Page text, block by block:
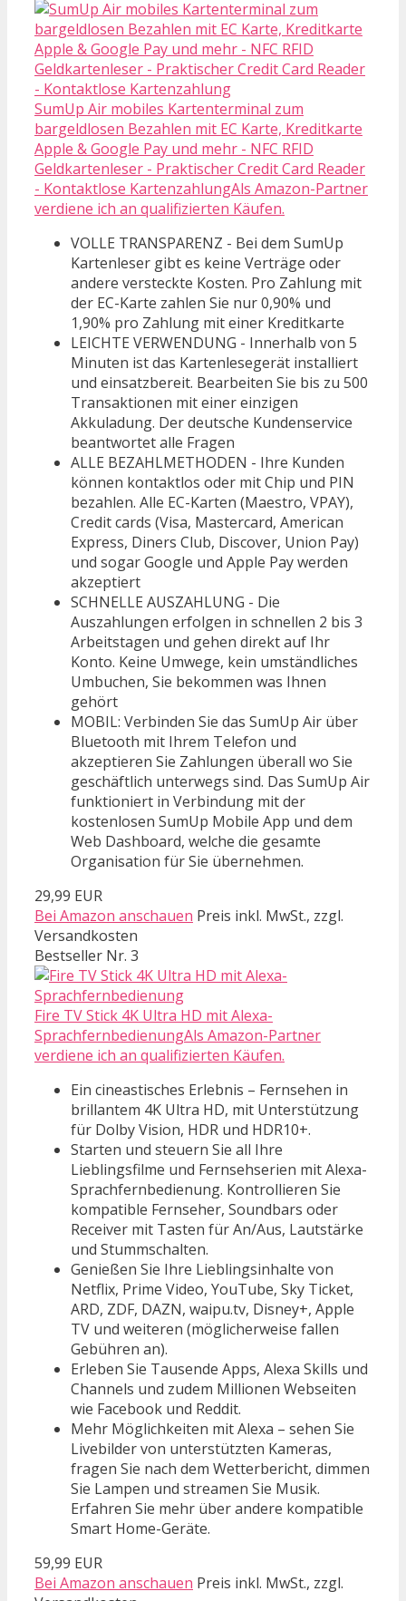
SumUp Air mobiles Kartenterminal zum
bargeldlosen Bezahlen mit EC Karte, Kreditkarte
Apple & Google Pay und mehr - NFC RFID
Geldkartenleser - Praktischer Credit Card Reader
- Kontaktlose KartenzahlungAls Amazon-Partner
verdiene ich an qualifizierten Käufen.
VOLLE TRANSPARENZ - Bei dem SumUp
Kartenleser gibt es keine Verträge oder
andere versteckte Kosten. Pro Zahlung mit
der EC-Karte zahlen Sie nur 0,90% und
1,90% pro Zahlung mit einer Kreditkarte
LEICHTE VERWENDUNG - Innerhalb von 5
Minuten ist das Kartenlesegerät installiert
und einsatzbereit. Bearbeiten Sie bis zu 500
Transaktionen mit einer einzigen
Akkuladung. Der deutsche Kundenservice
beantwortet alle Fragen
ALLE BEZAHLMETHODEN - Ihre Kunden
können kontaktlos oder mit Chip und PIN
bezahlen. Alle EC-Karten (Maestro, VPAY),
Credit cards (Visa, Mastercard, American
Express, Diners Club, Discover, Union Pay)
und sogar Google und Apple Pay werden
akzeptiert
SCHNELLE AUSZAHLUNG - Die
Auszahlungen erfolgen in schnellen 2 bis 3
Arbeitstagen und gehen direkt auf Ihr
Konto. Keine Umwege, kein umständliches
Umbuchen, Sie bekommen was Ihnen
gehört
MOBIL: Verbinden Sie das SumUp Air über
Bluetooth mit Ihrem Telefon und
akzeptieren Sie Zahlungen überall wo Sie
geschäftlich unterwegs sind. Das SumUp Air
funktioniert in Verbindung mit der
kostenlosen SumUp Mobile App und dem
Web Dashboard, welche die gesamte
Organisation für Sie übernehmen.
29,99 EUR
Bei Amazon anschauen Preis inkl. MwSt., zzgl.
Versandkosten
Bestseller Nr. 3
Fire TV Stick 4K Ultra HD mit Alexa-
SprachfernbedienungAls Amazon-Partner
verdiene ich an qualifizierten Käufen.
Ein cineastisches Erlebnis – Fernsehen in
brillantem 4K Ultra HD, mit Unterstützung
für Dolby Vision, HDR und HDR10+.
Starten und steuern Sie all Ihre
Lieblingsfilme und Fernsehserien mit Alexa-
Sprachfernbedienung. Kontrollieren Sie
kompatible Fernseher, Soundbars oder
Receiver mit Tasten für An/Aus, Lautstärke
und Stummschalten.
Genießen Sie Ihre Lieblingsinhalte von
Netflix, Prime Video, YouTube, Sky Ticket,
ARD, ZDF, DAZN, waipu.tv, Disney+, Apple
TV und weiteren (möglicherweise fallen
Gebühren an).
Erleben Sie Tausende Apps, Alexa Skills und
Channels und zudem Millionen Webseiten
wie Facebook und Reddit.
Mehr Möglichkeiten mit Alexa – sehen Sie
Livebilder von unterstützten Kameras,
fragen Sie nach dem Wetterbericht, dimmen
Sie Lampen und streamen Sie Musik.
Erfahren Sie mehr über andere kompatible
Smart Home-Geräte.
59,99 EUR
Bei Amazon anschauen Preis inkl. MwSt., zzgl.